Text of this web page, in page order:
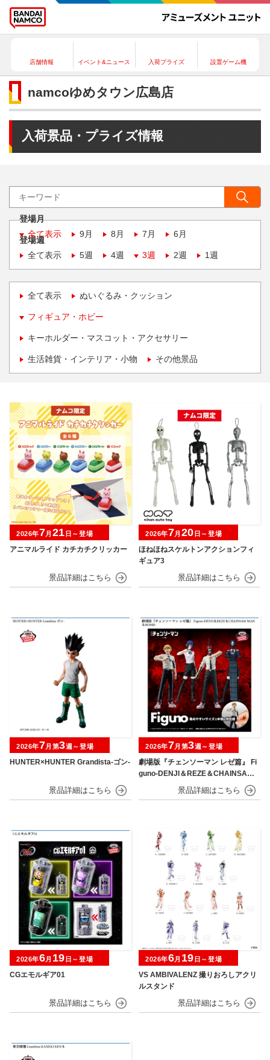
店舗情報 イベント&ニュース 入荷プライズ 設置ゲーム機
namcoゆめタウン広島店
入荷景品・プライズ情報
登場月
全て表示
9月 8月 7月 6月
登場週
全て表示
5週 4週 3週 2週 1週
全て表示 ぬいぐるみ・クッション
フィギュア・ホビー
キーホルダー・マスコット・アクセサリー
生活雑貨・インテリア・小物 その他景品
アニマルライド カチカチクリッカー
2026年7月 21 日～登場
ほねほねスケルトンアクションフィ
ギュア3
2026年7月 20 日～登場
HUNTER×HUNTER Grandista-ゴン-
2026年7月第3週～登場
劇場版『チェンソーマン レゼ篇』 Fi
guno-DENJI＆REZE＆CHAINSAW
MAN＆BOMB-
2026年7月第3週～登場
CGエモルギア01
2026年6月 19 日～登場
VS AMBIVALENZ 撮りおろしアクリ
ルスタンド
2026年6月 19 日～登場